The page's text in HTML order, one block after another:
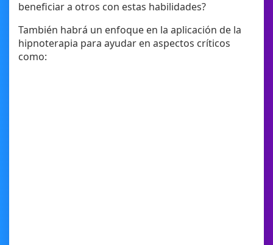
beneficiar a otros con estas habilidades?
También habrá un enfoque en la aplicación de la
hipnoterapia para ayudar en aspectos críticos
como: